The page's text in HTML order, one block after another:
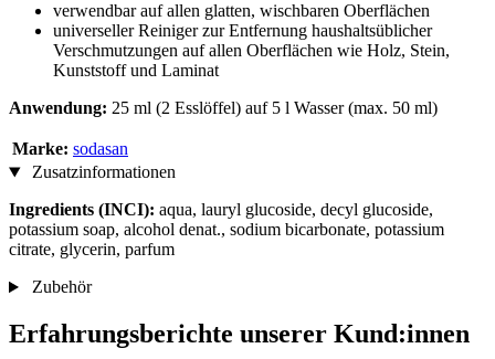
verwendbar auf allen glatten, wischbaren Oberflächen
universeller Reiniger zur Entfernung haushaltsüblicher
Verschmutzungen auf allen Oberflächen wie Holz, Stein,
Kunststoff und Laminat
Anwendung: 25 ml (2 Esslöffel) auf 5 l Wasser (max. 50 ml)
Marke: sodasan
Zusatzinformationen
Ingredients (INCI): aqua, lauryl glucoside, decyl glucoside,
potassium soap, alcohol denat., sodium bicarbonate, potassium
citrate, glycerin, parfum
Zubehör
Erfahrungsberichte unserer Kund:innen